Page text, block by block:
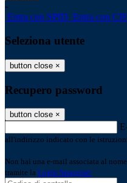
-
Entra con SPID Entra con CIE
Seleziona utente
button close ×
Recupero password
button close ×
all'indirizzo indicato con le istruzioni
Non hai una e-mail associata al
tramite la Login Spaggiari